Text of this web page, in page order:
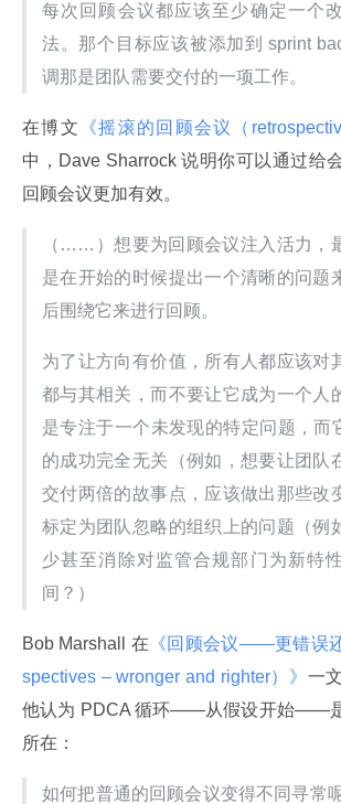
每次回顾会议都应该至少确定一个
法。那个目标应该被添加到 sprint
调那是团队需要交付的一项工作。
在博文
《摇滚的回顾会议（
中，Dave Sharrock 说明你可以通过给
回顾会议更加有效。
（……）想要为回顾会议注入活力，
是在开始的时候提出一个清晰的问题
后围绕它来进行回顾。
为了让方向有价值，所有人都应该对
都与其相关，而不要让它成为一个人
是专注于一个未发现的特定问题，而
的成功完全无关（例如，想要让团队
交付两倍的故事点，应该做出那些改
标定为团队忽略的组织上的问题（例
少甚至消除对监管合规部门为新特
间？）
Bob Marshall 在 《回顾会议——更错误
spectives – wronger and righter）》 一
他认为 PDCA 循环——从假设开始——
所在：
如何把普通的回顾会议变得不同寻常